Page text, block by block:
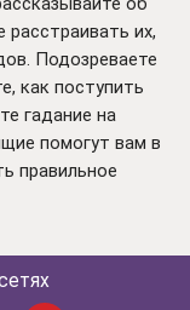
их,
Подозреваете
как поступить
гадание на
помогут вам в
правильное